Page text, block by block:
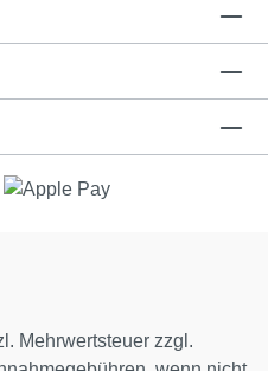
Mehrwertsteuer zzgl.